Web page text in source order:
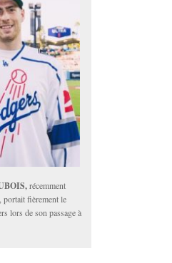
récemment
portait fièrement le
lors de son passage à